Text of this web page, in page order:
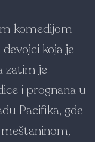
komedijom
koja je
zatim je
i prognana u
Pacifika, gde